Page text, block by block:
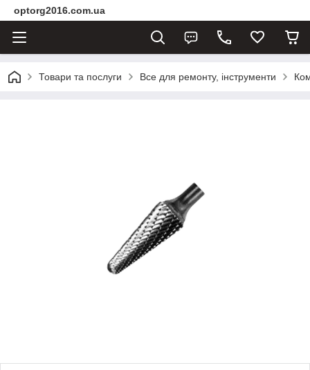
optorg2016.com.ua
Товари та послуги Все для ремонту, інструменти